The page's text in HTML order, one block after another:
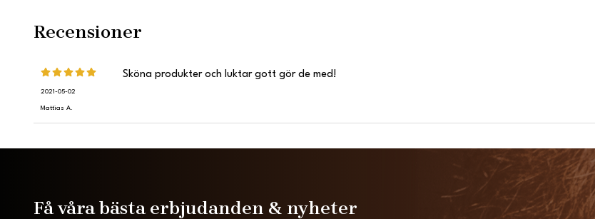
Recensioner
2021-05-02
Mattias A.
Sköna produkter och luktar gott gör de med!
Få våra bästa erbjudanden & nyheter